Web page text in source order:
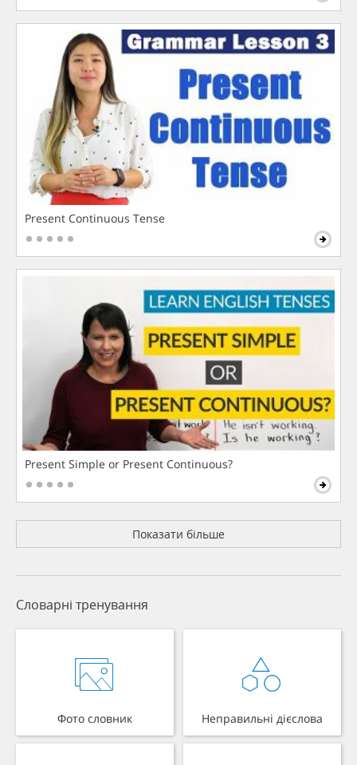
Present Continuous Tense
Present Simple or Present Continuous?
Показати більше
Словарні тренування
Фото словник Неправильні дієслова